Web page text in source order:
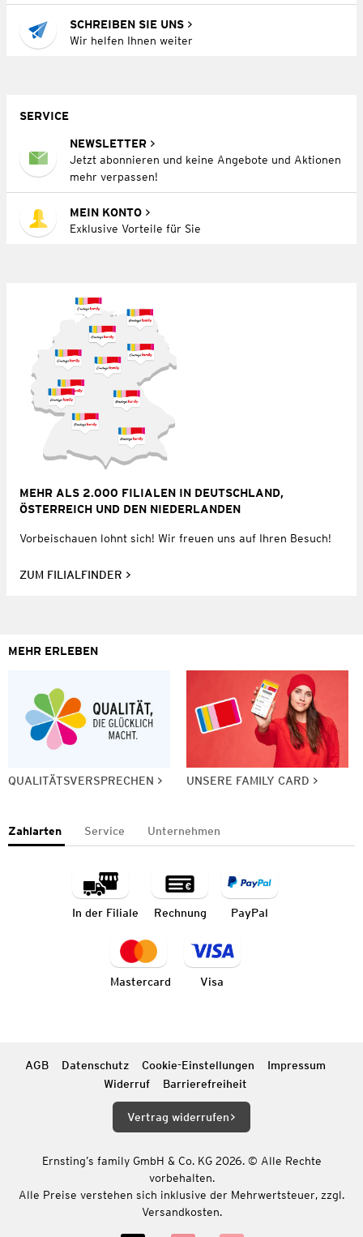
SCHREIBEN SIE UNS
Wir helfen Ihnen weiter
SERVICE
NEWSLETTER
Jetzt abonnieren und keine Angebote und Aktionen
mehr verpassen!
MEIN KONTO
Exklusive Vorteile für Sie
MEHR ALS 2.000 FILIALEN IN DEUTSCHLAND,
ÖSTERREICH UND DEN NIEDERLANDEN
Vorbeischauen lohnt sich! Wir freuen uns auf Ihren Besuch!
ZUM FILIALFINDER
MEHR ERLEBEN
QUALITÄTSVERSPRECHEN UNSERE FAMILY CARD
Zahlarten Service Unternehmen
In der Filiale Rechnung PayPal
Mastercard Visa
AGB Datenschutz Cookie-Einstellungen
Impressum
Widerruf
Barrierefreiheit
Vertrag widerrufen
Ernsting’s family GmbH & Co. KG 2026. © Alle Rechte
vorbehalten.
Alle Preise verstehen sich inklusive der Mehrwertsteuer, zzgl.
Versandkosten.